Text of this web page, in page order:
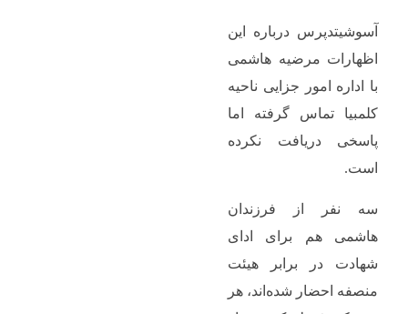
آسوشیتدپرس درباره این
اظهارات مرضیه هاشمی
با اداره امور جزایی ناحیه
کلمبیا تماس گرفته اما
پاسخی دریافت نکرده
است.
سه نفر از فرزندان
هاشمی هم برای ادای
شهادت در برابر هیئت
منصفه احضار شده‌اند، هر